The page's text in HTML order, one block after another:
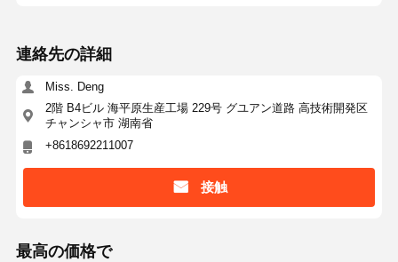
連絡先の詳細
Miss. Deng
2階 B4ビル 海平原生産工場 229号 グユアン道路 高技術開発区
チャンシャ市 湖南省
+8618692211007
接触
最高の価格で